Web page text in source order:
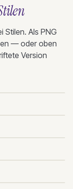
Stilen. Als PNG
— oder oben
Version